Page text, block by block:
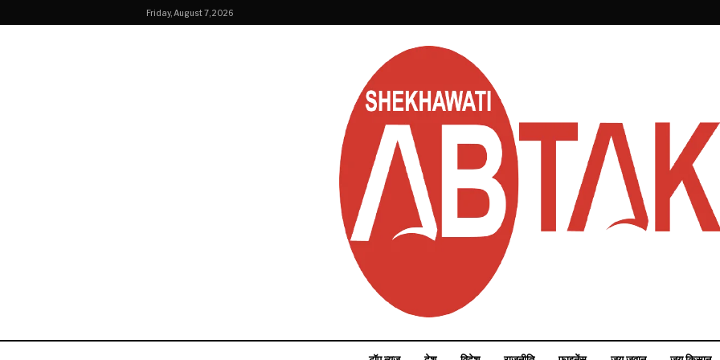
Friday, August 7, 2026